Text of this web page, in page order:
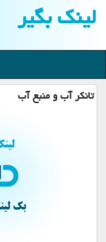
لینك بگیر
تانكر آب و منبع آب